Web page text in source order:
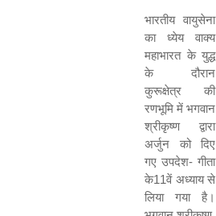
भारतीय वायुसेना
का ध्‍येय वाक्‍य
महाभारत के युद्ध
के दौरान
कुरूक्षेत्र की
रणभूमि में भगवान
श्रीकृष्‍ण द्वारा
अर्जुन को दिए
गए उपदेश- गीता
के11वें अध्‍याय से
लिया गया है।